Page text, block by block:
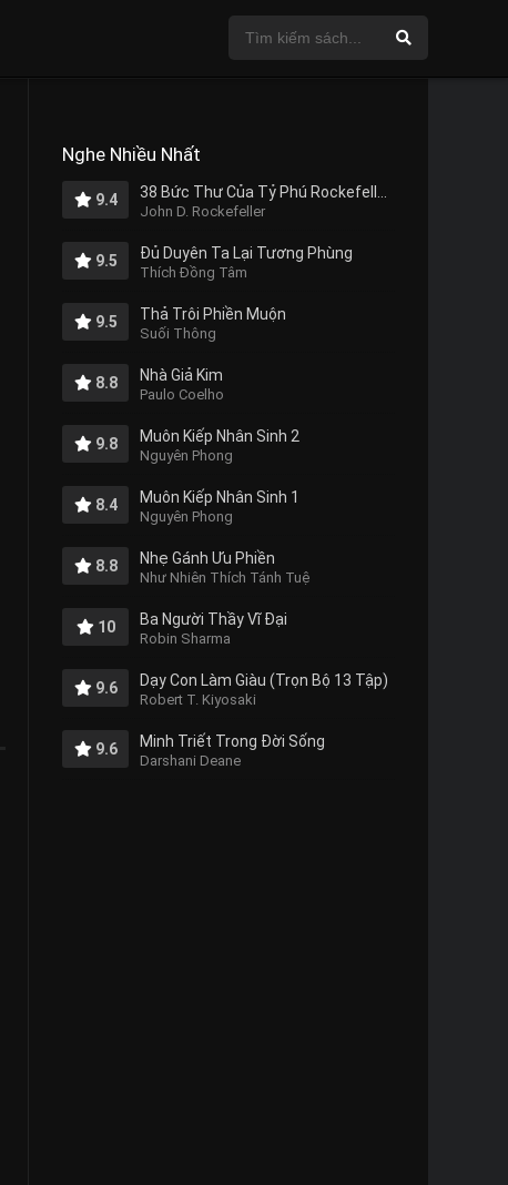
Nghe Nhiều Nhất
9.4
John D. Rockefeller
9.5 Đủ Duyên Ta Lại Tương Phùng
Thích Đồng Tâm
9.5 Thả Trôi Phiền Muộn
Suối Thông
8.8 Nhà Giả Kim
Paulo Coelho
9.8 Muôn Kiếp Nhân Sinh 2
Nguyên Phong
8.4 Muôn Kiếp Nhân Sinh 1
Nguyên Phong
8.8 Nhẹ Gánh Ưu Phiền
Như Nhiên Thích Tánh Tuệ
10 Ba Người Thầy Vĩ Đại
Robin Sharma
9.6 Dạy Con Làm Giàu (Trọn Bộ 13 Tập)
Robert T. Kiyosaki
9.6 Minh Triết Trong Đời Sống
Darshani Deane